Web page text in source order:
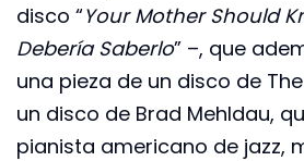
disco “Your Mother Should
Debería Saberlo” –, que
una pieza de un disco de
un disco de Brad Mehldau,
pianista americano de jazz,